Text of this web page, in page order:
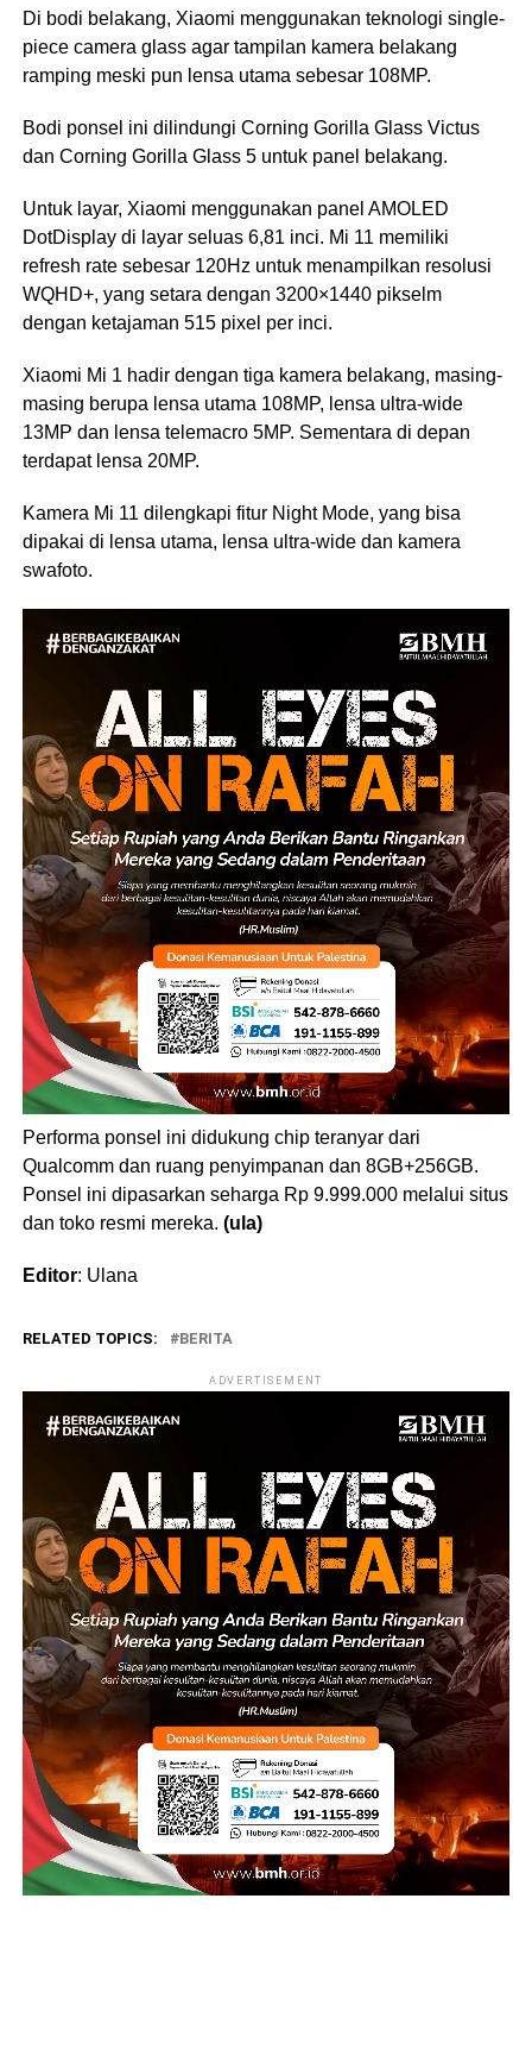
Di bodi belakang, Xiaomi menggunakan teknologi single-
piece camera glass agar tampilan kamera belakang
ramping meski pun lensa utama sebesar 108MP.
Bodi ponsel ini dilindungi Corning Gorilla Glass Victus
dan Corning Gorilla Glass 5 untuk panel belakang.
Untuk layar, Xiaomi menggunakan panel AMOLED
DotDisplay di layar seluas 6,81 inci. Mi 11 memiliki
refresh rate sebesar 120Hz untuk menampilkan resolusi
WQHD+, yang setara dengan 3200×1440 pikselm
dengan ketajaman 515 pixel per inci.
Xiaomi Mi 1 hadir dengan tiga kamera belakang, masing-
masing berupa lensa utama 108MP, lensa ultra-wide
13MP dan lensa telemacro 5MP. Sementara di depan
terdapat lensa 20MP.
Kamera Mi 11 dilengkapi fitur Night Mode, yang bisa
dipakai di lensa utama, lensa ultra-wide dan kamera
swafoto.
Performa ponsel ini didukung chip teranyar dari
Qualcomm dan ruang penyimpanan dan 8GB+256GB.
Ponsel ini dipasarkan seharga Rp 9.999.000 melalui situs
dan toko resmi mereka. (ula)
Editor: Ulana
RELATED TOPICS: BERITA
ADVERTISEMENT